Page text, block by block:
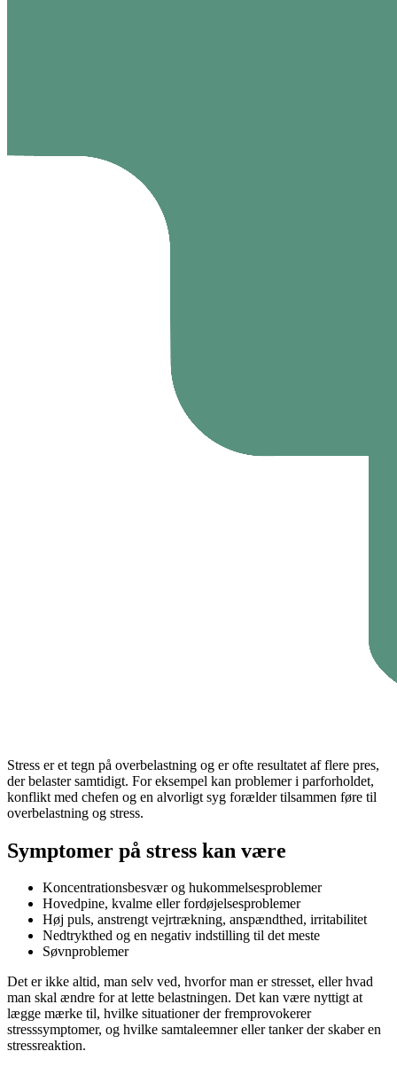
Stress er et tegn på overbelastning og er ofte resultatet af flere pres,
der belaster samtidigt. For eksempel kan problemer i parforholdet,
konflikt med chefen og en alvorligt syg forælder tilsammen føre til
overbelastning og stress.
Symptomer på stress kan være
Koncentrationsbesvær og hukommelsesproblemer
Hovedpine, kvalme eller fordøjelsesproblemer
Høj puls, anstrengt vejrtrækning, anspændthed, irritabilitet
Nedtrykthed og en negativ indstilling til det meste
Søvnproblemer
Det er ikke altid, man selv ved, hvorfor man er stresset, eller hvad
man skal ændre for at lette belastningen. Det kan være nyttigt at
lægge mærke til, hvilke situationer der fremprovokerer
stresssymptomer, og hvilke samtaleemner eller tanker der skaber en
stressreaktion.